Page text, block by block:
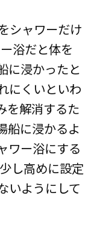
シャワーだけ
浴だと体を
に浸かったと
にくいといわ
を解消するた
船に浸かるよ
ワー浴にする
し高めに設定
いようにして